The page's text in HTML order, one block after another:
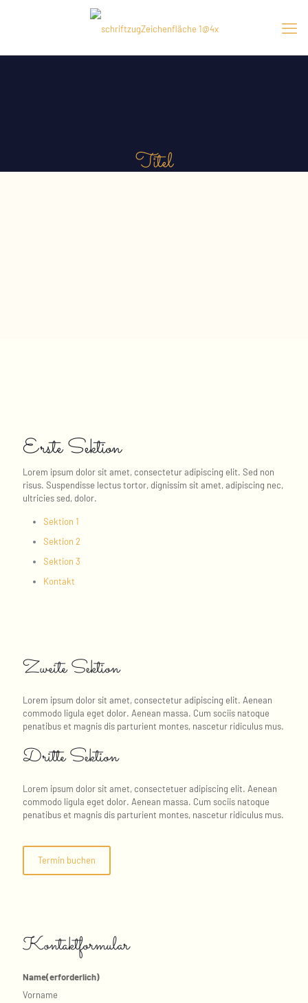
Titel
Erste Sektion
Lorem ipsum dolor sit amet, consectetur adipiscing elit. Sed non
risus. Suspendisse lectus tortor, dignissim sit amet, adipiscing nec,
ultricies sed, dolor.
Sektion 1
Sektion 2
Sektion 3
Kontakt
Zweite Sektion
Lorem ipsum dolor sit amet, consectetur adipiscing elit. Aenean
commodo ligula eget dolor. Aenean massa. Cum sociis natoque
penatibus et magnis dis parturient montes, nascetur ridiculus mus.
Dritte Sektion
Lorem ipsum dolor sit amet, consectetuer adipiscing elit. Aenean
commodo ligula eget dolor. Aenean massa. Cum sociis natoque
penatibus et magnis dis parturient montes, nascetur ridiculus mus.
Termin buchen
Kontaktformular
Name(erforderlich)
Vorname